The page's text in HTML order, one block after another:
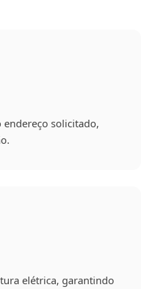
solicitado,
elétrica, garantindo